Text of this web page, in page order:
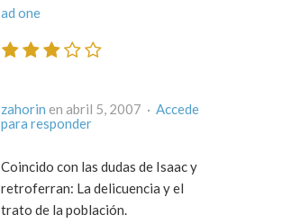
ad one
zahorin en abril 5, 2007 · Accede
para responder
Coincido con las dudas de Isaac y
retroferran: La delicuencia y el
trato de la población.